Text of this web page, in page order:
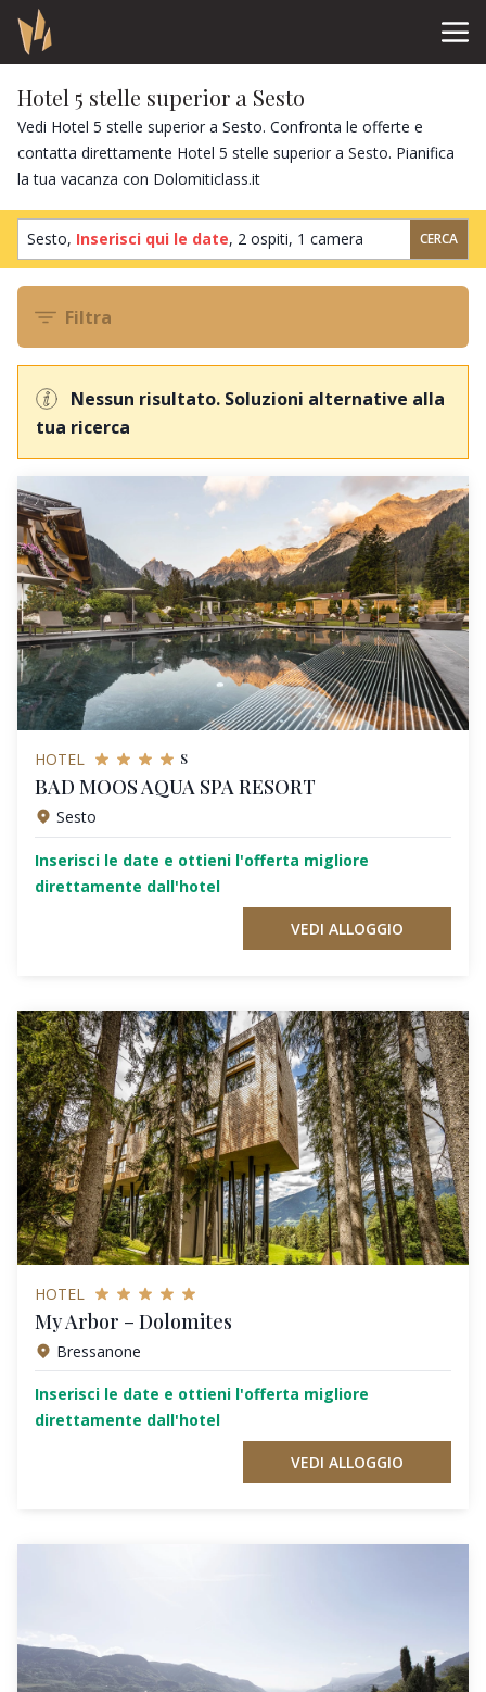
Hotel 5 stelle superior a Sesto
Vedi Hotel 5 stelle superior a Sesto. Confronta le offerte e
contatta direttamente Hotel 5 stelle superior a Sesto. Pianifica
la tua vacanza con Dolomiticlass.it
Sesto, Inserisci qui le date, 2 ospiti, 1 camera CERCA
Filtra
Nessun risultato. Soluzioni alternative alla
tua ricerca
HOTEL s
BAD MOOS AQUA SPA RESORT
Sesto
Inserisci le date e ottieni l'offerta migliore
direttamente dall'hotel
VEDI ALLOGGIO
HOTEL
My Arbor – Dolomites
Bressanone
Inserisci le date e ottieni l'offerta migliore
direttamente dall'hotel
VEDI ALLOGGIO